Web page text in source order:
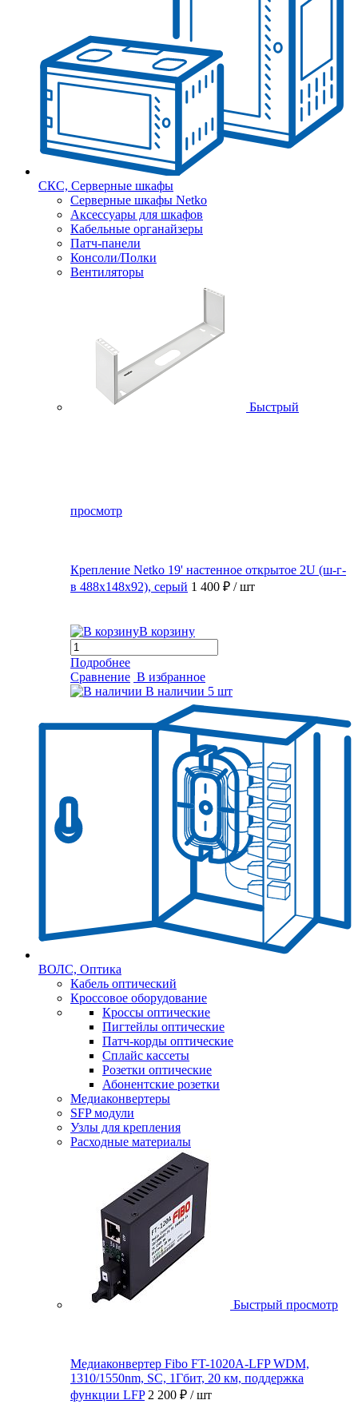
СКС, Серверные шкафы
Серверные шкафы Netko
Аксессуары для шкафов
Кабельные органайзеры
Патч-панели
Консоли/Полки
Вентиляторы
Быстрый
просмотр
Крепление Netko 19' настенное открытое 2U (ш-г-
в 488х148х92), серый 1 400 ₽ / шт
В корзину
Подробнее
Сравнение В избранное
В наличии 5 шт
ВОЛС, Оптика
Кабель оптический
Кроссовое оборудование
Кроссы оптические
Пигтейлы оптические
Патч-корды оптические
Сплайс кассеты
Розетки оптические
Абонентские розетки
Медиаконвертеры
SFP модули
Узлы для крепления
Расходные материалы
Быстрый просмотр
Медиаконвертер Fibo FT-1020A-LFP WDM,
1310/1550nm, SC, 1Гбит, 20 км, поддержка
функции LFP 2 200 ₽ / шт